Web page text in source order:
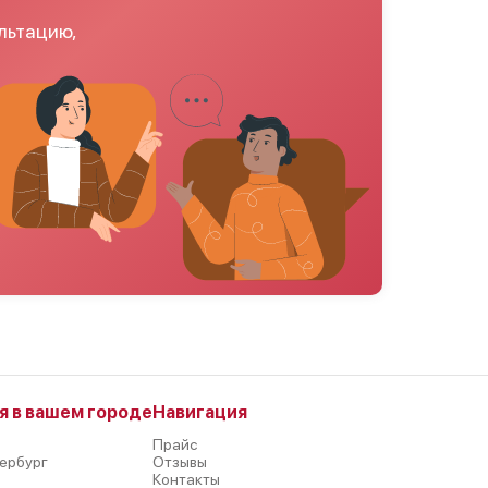
в вашем городе Навигация
Прайс
Отзывы
Контакты